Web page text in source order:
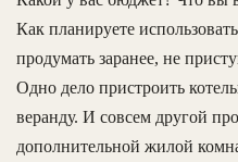
Как планируете
продумать заранее, не
Одно дело пристроить
веранду. И совсем другой
дополнительной жилой